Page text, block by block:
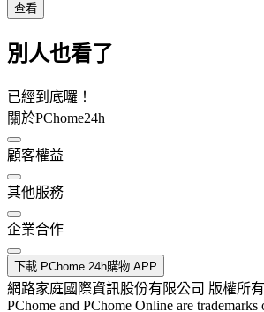
查看
別人也看了
已經到底囉！
關於PChome24h
顧客權益
其他服務
企業合作
下載 PChome 24h購物 APP
網路家庭國際資訊股份有限公司 版權所
PChome and PChome Online are